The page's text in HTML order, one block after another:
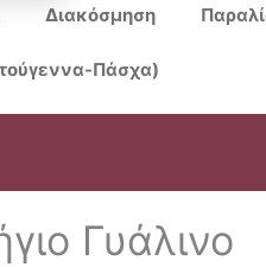
Διακόσμηση
Πάσχα)
Γυάλινο